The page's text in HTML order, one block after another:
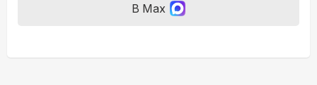
В Max